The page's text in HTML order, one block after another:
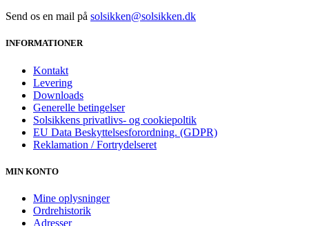
Send os en mail på solsikken@solsikken.dk
INFORMATIONER
Kontakt
Levering
Downloads
Generelle betingelser
Solsikkens privatlivs- og cookiepoltik
EU Data Beskyttelsesforordning. (GDPR)
Reklamation / Fortrydelseret
MIN KONTO
Mine oplysninger
Ordrehistorik
Adresser